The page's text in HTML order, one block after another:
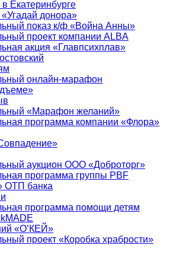
Екатеринбурге
донора»
показ к/ф «Война Анны»
проект компании ALBA
акция «Главпсихплав»
онлайн‑марафон
«Марафон желаний»
программа компании «Флора»
аукцион ООО «Доброторг»
программа группы PBF
ОТП банка
программа помощи детям
«О’КЕЙ»
проект «Коробка храбрости»